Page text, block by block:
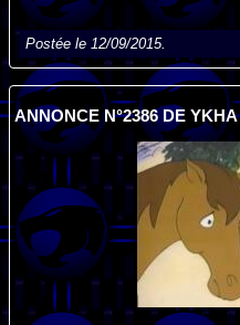
Postée le 12/09/2015.
ANNONCE N°2386 DE YKHA